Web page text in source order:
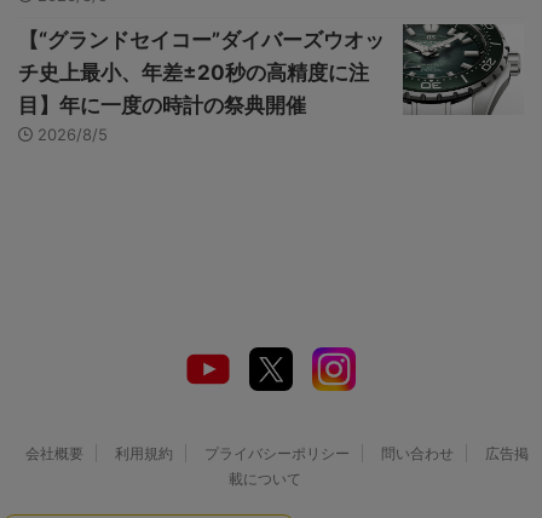
【“グランドセイコー”ダイバーズウオッ
チ史上最小、年差±20秒の高精度に注
目】年に一度の時計の祭典開催
2026/8/5
会社概要 利用規約 プライバシーポリシー 問い合わせ
広告掲
載について